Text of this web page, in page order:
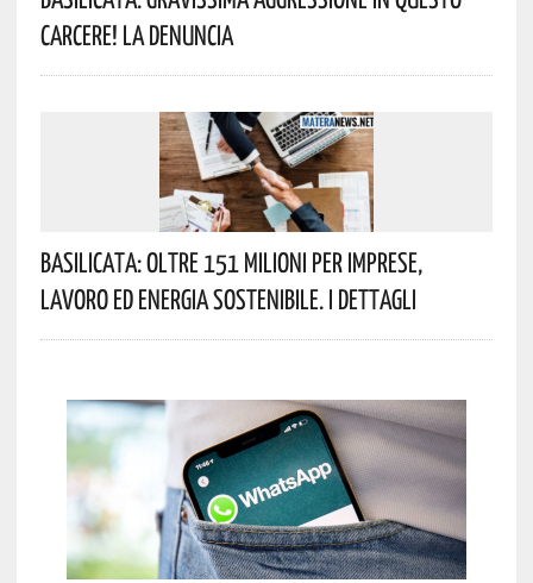
Carcere! La Denuncia
Basilicata: Oltre 151 Milioni Per Imprese,
Lavoro Ed Energia Sostenibile. I Dettagli